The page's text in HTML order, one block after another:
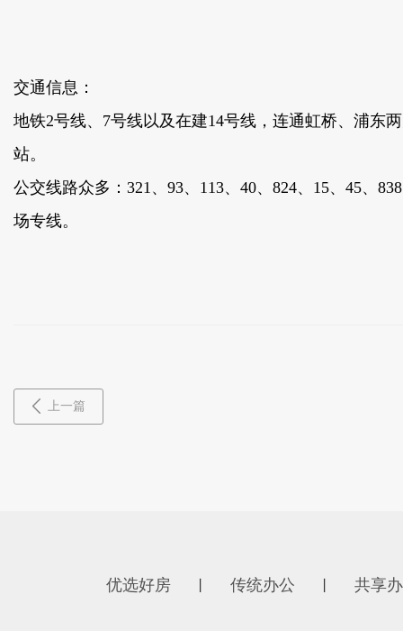
交通信息：
地铁2号线、7号线以及在建14号线，连通虹桥、浦
站。
公交线路众多：321、93、113、40、824、15、45、
场专线。
上一篇
优选好房 传统办公 共享